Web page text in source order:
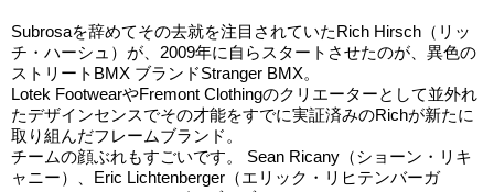
Subrosaを辞めてその去就を注目されていたRich Hirsch（リッ
チ・ハーシュ）が、2009年に自らスタートさせたのが、異色の
ストリートBMX ブランドStranger BMX。
Lotek FootwearやFremont Clothingのクリエーターとして並外れ
たデザインセンスでその才能をすでに実証済みのRichが新たに
取り組んだフレームブランド。
チームの顔ぶれもすごいです。 Sean Ricany（ショーン・リキ
ャニー）、Eric Lichtenberger（エリック・リヒテンバーガ